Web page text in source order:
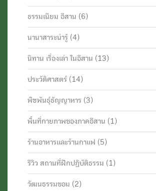
ธรรมเนียม อีสาน (6)
นานาสาระน่ารู้ (4)
นิทาน เรื่องเล่า ในอีสาน (13)
ประวัติศาสตร์ (14)
พืชพันธุ์ธัญญาหาร (3)
พื้นที่กายภาพของภาคอีสาน (1)
ร้านอาหารและร้านกาแฟ (5)
รีวิว สถานที่ฝึกปฏิบัติธรรม (1)
วัฒนธรรมขอม (2)